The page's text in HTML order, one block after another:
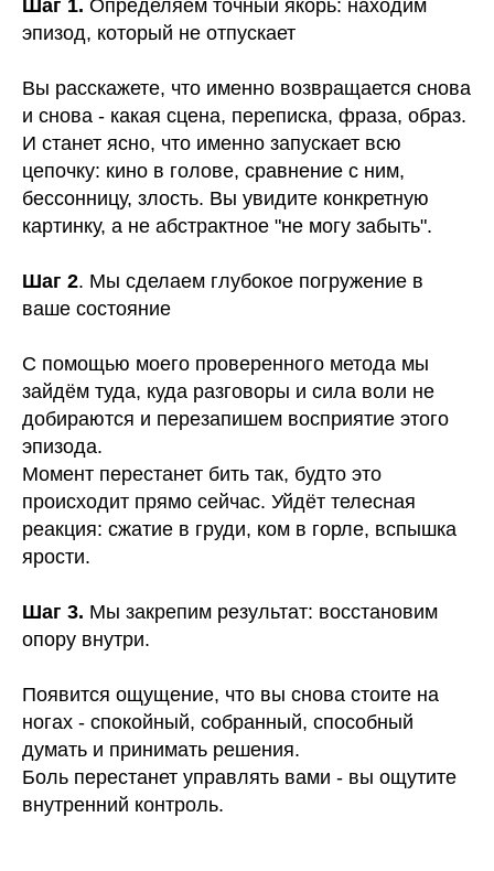
Шаг 1. Определяем точный якорь: находим
эпизод, который не отпускает
Вы расскажете, что именно возвращается снова
и снова - какая сцена, переписка, фраза, образ.
И станет ясно, что именно запускает всю
цепочку: кино в голове, сравнение с ним,
бессонницу, злость. Вы увидите конкретную
картинку, а не абстрактное "не могу забыть".
Шаг 2. Мы сделаем глубокое погружение в
ваше состояние
С помощью моего проверенного метода мы
зайдём туда, куда разговоры и сила воли не
добираются и перезапишем восприятие этого
эпизода.
Момент перестанет бить так, будто это
происходит прямо сейчас. Уйдёт телесная
реакция: сжатие в груди, ком в горле, вспышка
ярости.
Шаг 3. Мы закрепим результат: восстановим
опору внутри.
Появится ощущение, что вы снова стоите на
ногах - спокойный, собранный, способный
думать и принимать решения.
Боль перестанет управлять вами - вы ощутите
внутренний контроль.